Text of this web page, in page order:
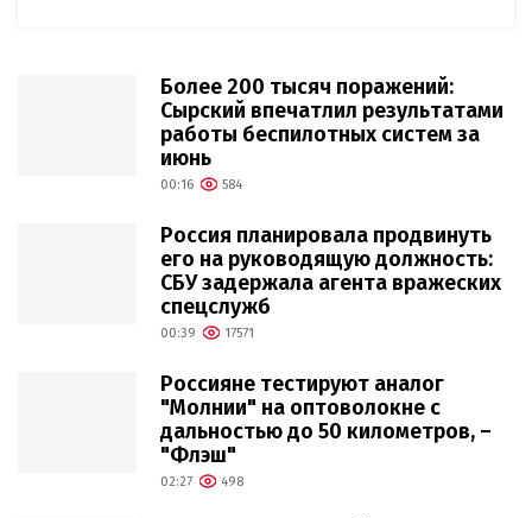
Более 200 тысяч поражений:
Сырский впечатлил результатами
работы беспилотных систем за
июнь
00:16 584
Россия планировала продвинуть
его на руководящую должность:
СБУ задержала агента вражеских
спецслужб
00:39 17571
Россияне тестируют аналог
"Молнии" на оптоволокне с
дальностью до 50 километров, –
"Флэш"
02:27 498